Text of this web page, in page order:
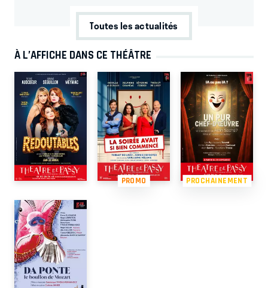
Toutes les actualités
À L’AFFICHE DANS CE THÉÂTRE
PROMO PROCHAINEMENT